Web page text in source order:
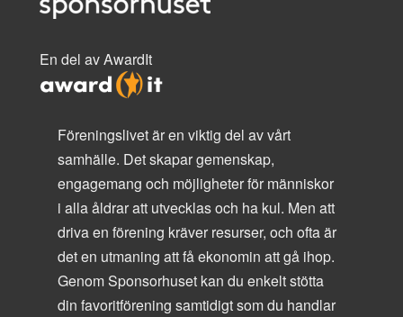
En del av AwardIt
Föreningslivet är en viktig del av vårt
samhälle. Det skapar gemenskap,
engagemang och möjligheter för människor
i alla åldrar att utvecklas och ha kul. Men att
driva en förening kräver resurser, och ofta är
det en utmaning att få ekonomin att gå ihop.
Genom Sponsorhuset kan du enkelt stötta
din favoritförening samtidigt som du handlar